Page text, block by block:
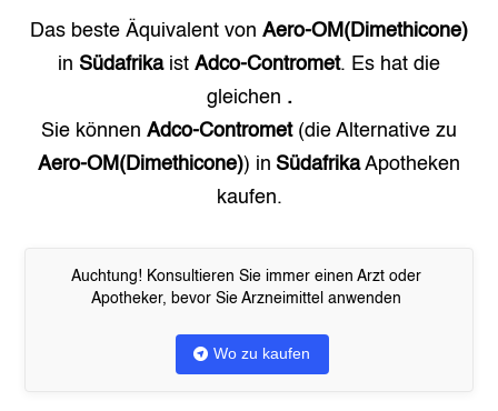
Das beste Äquivalent von Aero-OM(Dimethicone)
in Südafrikaist Adco-Contromet. Es hat die
gleichen .
Sie können Adco-Contromet(die Alternative zu
Aero-OM(Dimethicone)) in SüdafrikaApotheken
kaufen.
Auchtung! Konsultieren Sie immer einen Arzt oder
Apotheker, bevor Sie Arzneimittel anwenden
Wo zu kaufen